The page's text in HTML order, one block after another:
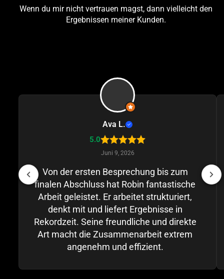
Wenn du mir nicht vertrauen magst, dann vielleicht den
Ergebnissen meiner Kunden.
Ava L.
5.0
Juni 9, 2026
Von der ersten Besprechung bis zum
finalen Abschluss hat Robin fantastische
Arbeit geleistet. Er arbeitet strukturiert,
denkt mit und liefert Ergebnisse in
Rekordzeit. Seine freundliche und direkte
Art macht die Zusammenarbeit extrem
angenehm und effizient.